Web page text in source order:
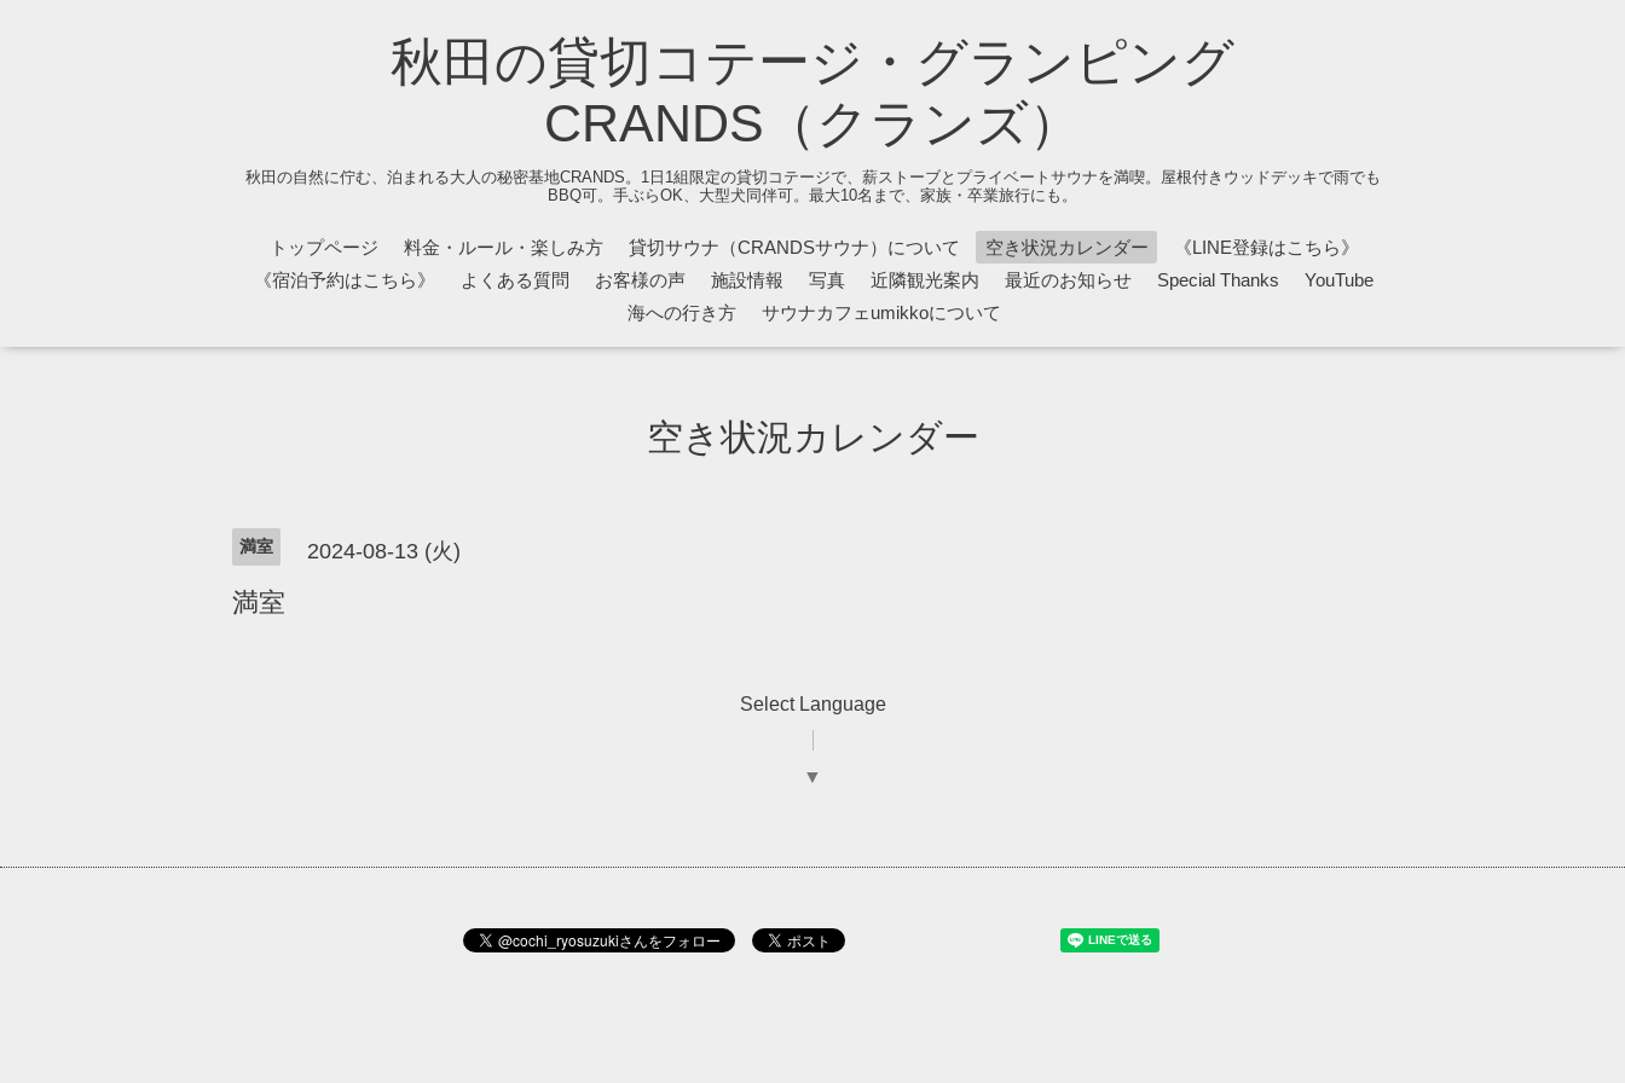
秋田の貸切コテージ・グランピング
CRANDS（クランズ）
秋田の自然に佇む、泊まれる大人の秘密基地CRANDS。1日1組限定の貸切コテージで、薪ストーブとプライベートサウナを満喫。屋根付きウッドデッキで雨でも
BBQ可。手ぶらOK、大型犬同伴可。最大10名まで、家族・卒業旅行にも。
トップページ 料金・ルール・楽しみ方 貸切サウナ（CRANDSサウナ）について 空き状況カレンダー
《LINE登録はこちら》
《宿泊予約はこちら》
よくある質問 お客様の声 施設情報 写真 近隣観光案内 最近のお知らせ Special Thanks
YouTube
海への行き方
サウナカフェumikkoについて
空き状況カレンダー
満室 2024-08-13 (火)
満室
Select Language
▼